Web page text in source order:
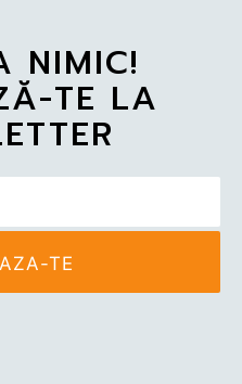
NIMIC!
TE LA